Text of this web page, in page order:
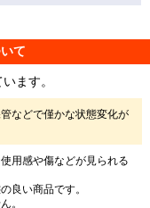
て
ます。
などで僅かな状態変化が
用感や傷などが見られる
良い商品です。
。